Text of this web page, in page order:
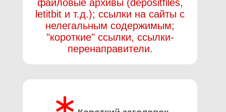
файловые архивы (depositfiles,
letitbit и т.д.); ссылки на сайты с
нелегальным содержимым;
"короткие" ссылки, ссылки-
перенаправители.
∗